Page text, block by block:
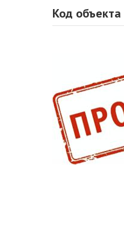
Код объекта